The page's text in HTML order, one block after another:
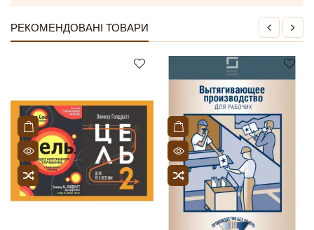
РЕКОМЕНДОВАНІ ТОВАРИ